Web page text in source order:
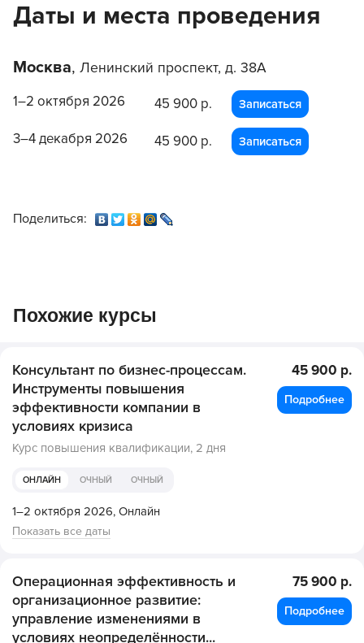
Даты и места проведения
Москва, Ленинский проспект, д. 38А
1–2 октября 2026 45 900 р. Записаться
3–4 декабря 2026 45 900 р. Записаться
Поделиться:
Похожие курсы
Консультант по бизнес-процессам.
Инструменты повышения
эффективности компании в
условиях кризиса
Курс повышения квалификации, 2 дня
ОНЛАЙН ОЧНЫЙ ОЧНЫЙ
1–2 октября 2026, Онлайн
Показать все даты
45 900 р.
Подробнее
Операционная эффективность и
организационное развитие:
управление изменениями в
условиях неопределённости...
75 900 р.
Подробнее